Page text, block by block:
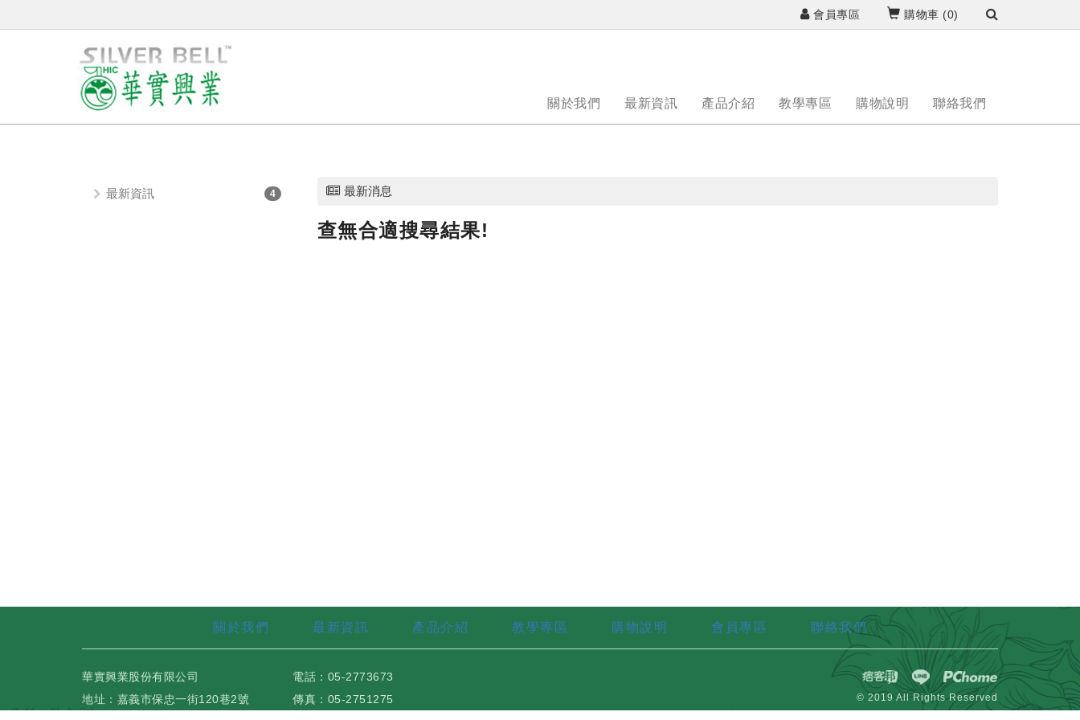
會員專區 購物車 (0)
關於我們 最新資訊 產品介紹 教學專區 購物說明 聯絡我們
最新資訊 4 最新消息
查無合適搜尋結果!
關於我們 最新資訊 產品介紹 教學專區 購物說明 會員專區 聯絡我們
華實興業股份有限公司
地址：嘉義市保忠一街120巷2號
電話：05-2773673
傳真：05-2751275
© 2019 All Rights Reserved